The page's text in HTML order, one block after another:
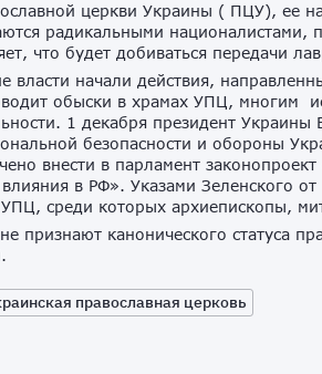
церкви Украины ( ПЦУ), ее
радикальными
что будет добиваться передачи
власти начали действия,
обыски в храмах УПЦ, многим
1 декабря президент
безопасности и обороны
внести в парламент
в РФ». Указами Зеленского
среди которых архиепископы,
признают канонического статуса
православная церковь